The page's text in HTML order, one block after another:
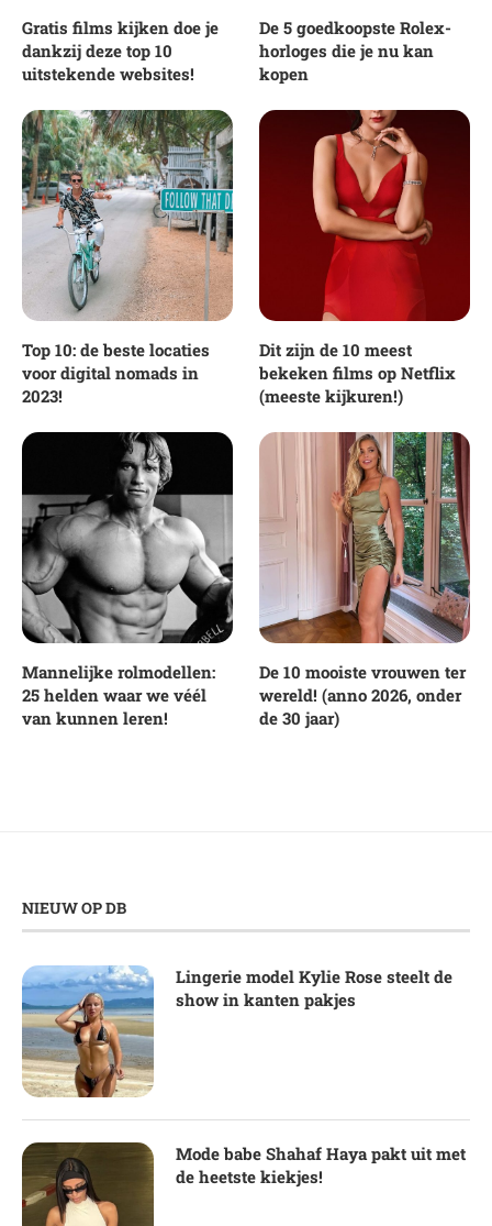
Gratis films kijken doe je
dankzij deze top 10
uitstekende websites!
De 5 goedkoopste Rolex-
horloges die je nu kan
kopen
Top 10: de beste locaties
voor digital nomads in
2023!
Dit zijn de 10 meest
bekeken films op Netflix
(meeste kijkuren!)
Mannelijke rolmodellen:
25 helden waar we véél
van kunnen leren!
De 10 mooiste vrouwen ter
wereld! (anno 2026, onder
de 30 jaar)
NIEUW OP DB
Lingerie model Kylie Rose steelt de
show in kanten pakjes
Mode babe Shahaf Haya pakt uit met
de heetste kiekjes!